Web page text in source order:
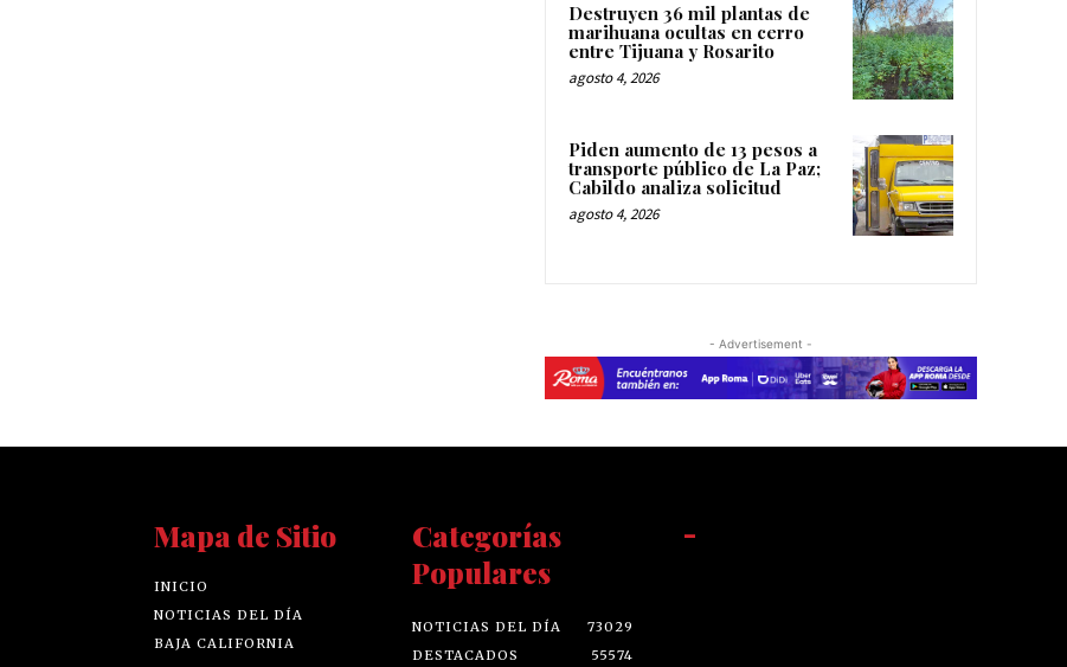
Destruyen 36 mil plantas de
marihuana ocultas en cerro
entre Tijuana y Rosarito
agosto 4, 2026
Piden aumento de 13 pesos a
transporte público de La Paz;
Cabildo analiza solicitud
agosto 4, 2026
- Advertisement -
Mapa de Sitio
INICIO
NOTICIAS DEL DÍA
BAJA CALIFORNIA
Categorías
Populares
NOTICIAS DEL DÍA
73029
DESTACADOS
55574
-